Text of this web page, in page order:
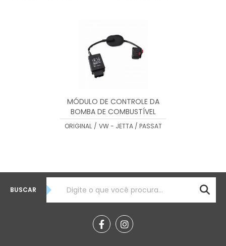
MÓDULO DE CONTROLE DA
BOMBA DE COMBUSTÍVEL
JETTA / PASSAT - 1K0906093F
/ 1K0906093G / 1K0906093H
ORIGINAL / VW - JETTA / PASSAT
BUSCAR